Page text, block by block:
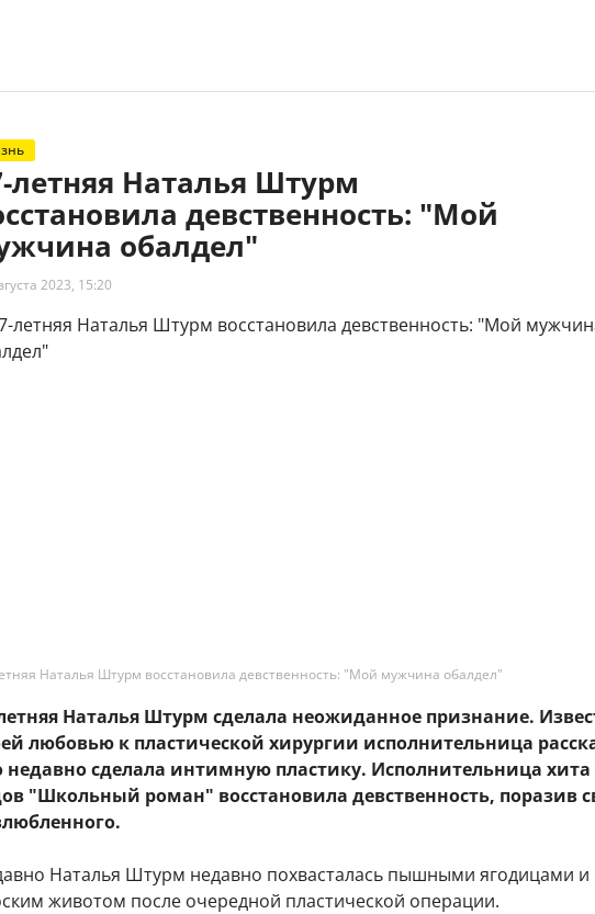
летняя Наталья Штурм
девственность: "Мой
обалдел"
2023, 15:20
Наталья Штурм восстановила девственность: "Мой мужчина обалдел"
Наталья Штурм сделала неожиданное признание.
любовью к пластической хирургии исполнительница
недавно сделала интимную пластику. Исполнительница хита
"Школьный роман" восстановила девственность, поразив
Наталья Штурм недавно похвасталась пышными ягодицами и
животом после очередной пластической операции.